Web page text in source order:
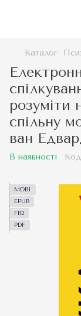
Каталог
розуміти
спільну
ван
В наявності
MOBI
EPUB
FB2
PDF